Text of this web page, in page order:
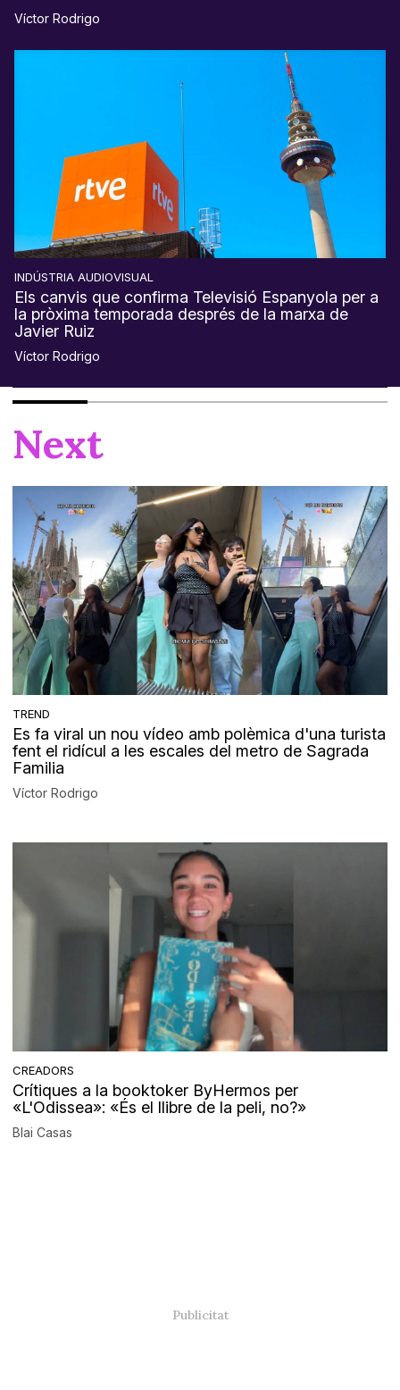
Víctor Rodrigo
INDÚSTRIA AUDIOVISUAL
Els canvis que confirma Televisió Espanyola per a
la pròxima temporada després de la marxa de
Javier Ruiz
Víctor Rodrigo
Next
TREND
Es fa viral un nou vídeo amb polèmica d'una turista
fent el ridícul a les escales del metro de Sagrada
Familia
Víctor Rodrigo
CREADORS
Crítiques a la booktoker ByHermos per
«L'Odissea»: «És el llibre de la peli, no?»
Blai Casas